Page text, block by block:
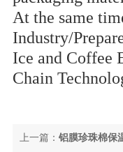
At the same
Industry/
Ice and Coffee
Chain
上一篇： 铝膜珍珠棉保